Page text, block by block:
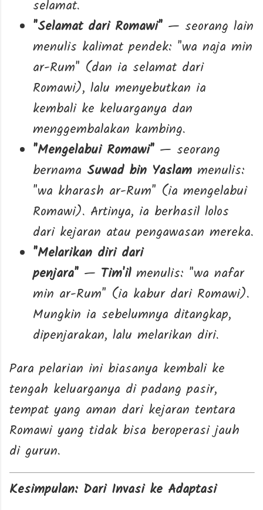
selamat.
"Selamat dari Romawi" — seorang lain
menulis kalimat pendek: "wa naja min
ar-Rum" (dan ia selamat dari
Romawi), lalu menyebutkan ia
kembali ke keluarganya dan
menggembalakan kambing.
"Mengelabui Romawi" — seorang
bernama Suwad bin Yaslam menulis:
"wa kharash ar-Rum" (ia mengelabui
Romawi). Artinya, ia berhasil lolos
dari kejaran atau pengawasan mereka.
"Melarikan diri dari
penjara" — Tim'ilmenulis: "wa nafar
min ar-Rum" (ia kabur dari Romawi).
Mungkin ia sebelumnya ditangkap,
dipenjarakan, lalu melarikan diri.
Para pelarian ini biasanya kembali ke
tengah keluarganya di padang pasir,
tempat yang aman dari kejaran tentara
Romawi yang tidak bisa beroperasi jauh
di gurun.
Kesimpulan: Dari Invasi ke Adaptasi